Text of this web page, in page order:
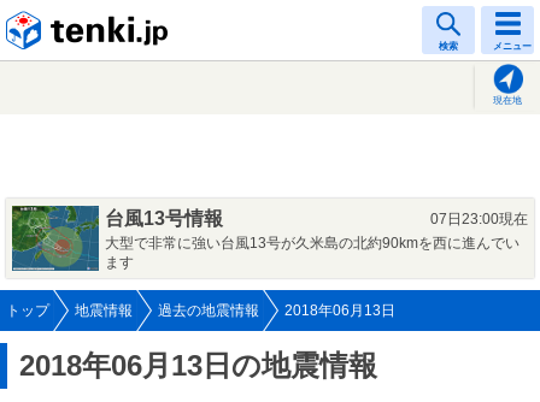
検索 メニュー
現在地
台風13号情報
07日23:00現在
大型で非常に強い台風13号が久米島の北約90kmを西に進んでい
ます
トップ 地震情報 過去の地震情報 2018年06月13日
2018年06月13日の地震情報